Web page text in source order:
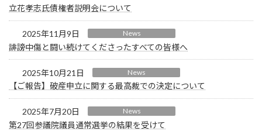
立花孝志氏債権者説明会について
2025年11月9日 News
誹謗中傷と闘い続けてくださったすべての皆様へ
2025年10月21日 News
【ご報告】破産申立に関する最高裁での決定について
2025年7月20日 News
第27回参議院議員通常選挙の結果を受けて